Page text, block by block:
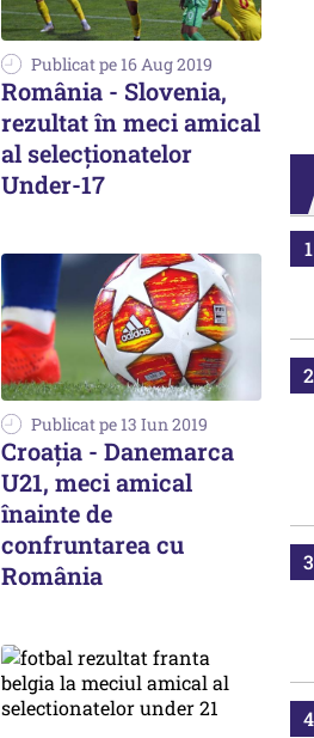
Publicat pe 16 Aug 2019
România - Slovenia,
rezultat în meci amical
al selecţionatelor
Under-17
Publicat pe 13 Iun 2019
Croaţia - Danemarca
U21, meci amical
înainte de
confruntarea cu
România